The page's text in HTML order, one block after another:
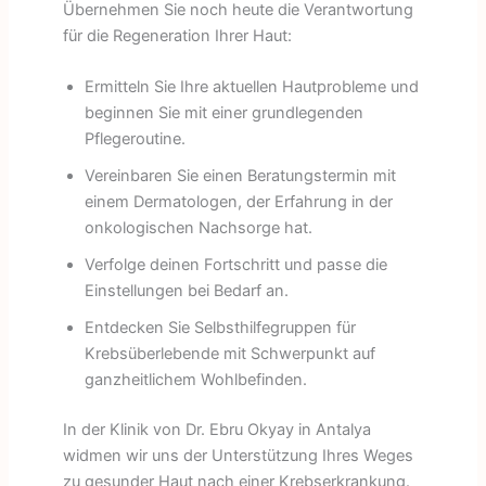
Übernehmen Sie noch heute die Verantwortung
für die Regeneration Ihrer Haut:
Ermitteln Sie Ihre aktuellen Hautprobleme und
beginnen Sie mit einer grundlegenden
Pflegeroutine.
Vereinbaren Sie einen Beratungstermin mit
einem Dermatologen, der Erfahrung in der
onkologischen Nachsorge hat.
Verfolge deinen Fortschritt und passe die
Einstellungen bei Bedarf an.
Entdecken Sie Selbsthilfegruppen für
Krebsüberlebende mit Schwerpunkt auf
ganzheitlichem Wohlbefinden.
In der Klinik von Dr. Ebru Okyay in Antalya
widmen wir uns der Unterstützung Ihres Weges
zu gesunder Haut nach einer Krebserkrankung.